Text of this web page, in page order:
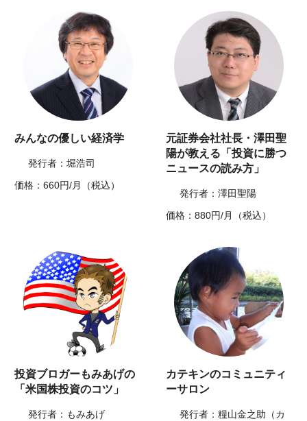
みんなの優しい経済学
発行者：堀浩司
価格：660円/月（税込）
元証券会社社長・澤田聖
陽が教える「投資に勝つ
ニュースの読み方」
発行者：澤田聖陽
価格：880円/月（税込）
投資ブロガーもみあげの
「米国株投資のコツ」
発行者：もみあげ
カテキンのコミュニティ
ーサロン
発行者：糧山金之助（カ